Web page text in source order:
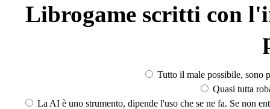
Librogame scritti con
Tutto il male possibile, sono
Quasi tutta
La AI è uno strumento, dipende l'uso che se ne fa. Se non